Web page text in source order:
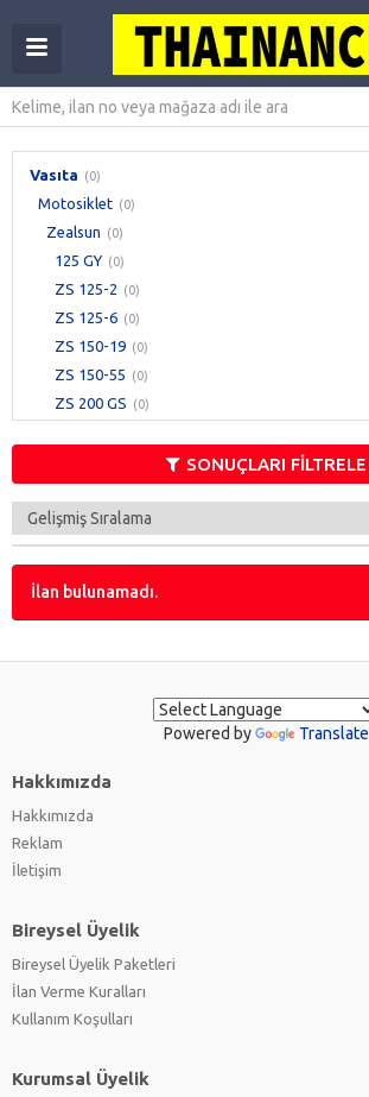
Vasıta (0)
Motosiklet (0)
Zealsun (0)
125 GY (0)
ZS 125-2 (0)
ZS 125-6 (0)
ZS 150-19 (0)
ZS 150-55 (0)
ZS 200 GS (0)
(0) SONUÇLARI FİLTRELE
İlan bulunamadı.
Powered by Translate
Hakkımızda
Hakkımızda
Reklam
İletişim
Bireysel Üyelik
Bireysel Üyelik Paketleri
İlan Verme Kuralları
Kullanım Koşulları
Kurumsal Üyelik